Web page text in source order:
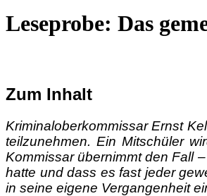
Leseprobe: Das
Zum Inhalt
Kriminaloberkommissar Ernst
teilzunehmen. Ein Mitschüler
Kommissar übernimmt den Fall
hatte und dass es fast jeder
in seine eigene Vergangenheit